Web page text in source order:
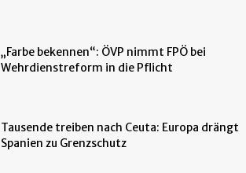
„Farbe bekennen“: ÖVP nimmt FPÖ bei
Wehrdienstreform in die Pflicht
Tausende treiben nach Ceuta: Europa drängt
Spanien zu Grenzschutz